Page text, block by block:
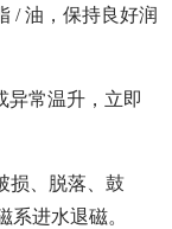
/ 油，保持良好润
常温升，立即
损、脱落、鼓
进水退磁。